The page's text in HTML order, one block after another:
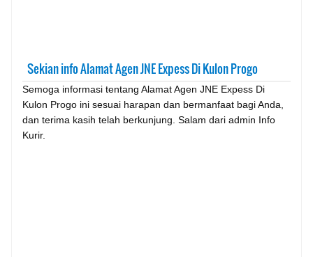
Sekian info Alamat Agen JNE Expess Di Kulon Progo
Semoga informasi tentang Alamat Agen JNE Expess Di
Kulon Progo ini sesuai harapan dan bermanfaat bagi Anda,
dan terima kasih telah berkunjung. Salam dari admin Info
Kurir.